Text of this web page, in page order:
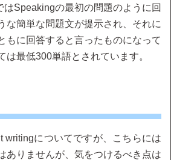
はSpeakingの最初の問題のように回
な簡単な問題文が提示され、それに
もに回答すると言ったものになって
は最低300単語とされています。
writingについてですが、こちらには
ありませんが、気をつけるべき点は